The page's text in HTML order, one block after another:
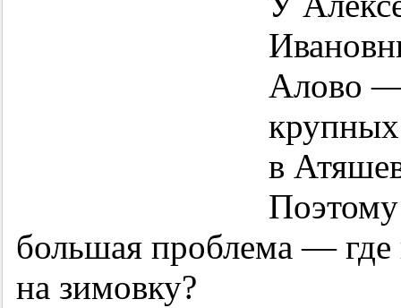
Алово —
в
большая проблема — где
на зимовку?